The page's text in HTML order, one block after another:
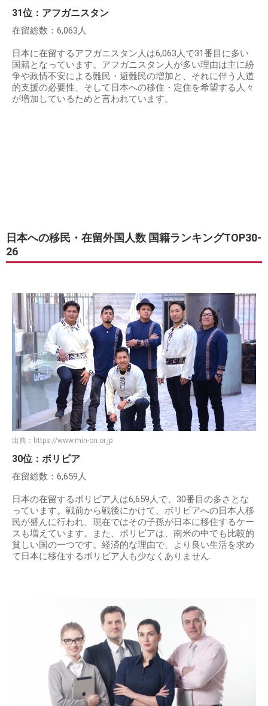
31位：アフガニスタン
在留総数：6,063人
日本に在留するアフガニスタン人は6,063人で31番目に多い
国籍となっています。アフガニスタン人が多い理由は主に紛
争や政情不安による難民・避難民の増加と、それに伴う人道
的支援の必要性、そして日本への移住・定住を希望する人々
が増加しているためと言われています。
日本への移民・在留外国人数 国籍ランキングTOP30-
26
出典： https://www.min-on.or.jp
30位：ボリビア
在留総数：6,659人
日本の在留するボリビア人は6,659人で、30番目の多さとな
っています。戦前から戦後にかけて、ボリビアへの日本人移
民が盛んに行われ、現在ではその子孫が日本に移住するケー
スも増えています。また、ボリビアは、南米の中でも比較的
貧しい国の一つです。経済的な理由で、より良い生活を求め
て日本に移住するボリビア人も少なくありません.